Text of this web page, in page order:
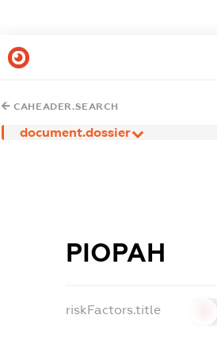
CAHEADER.SEARCH
document.dossier
РІОРАН
riskFactors.title